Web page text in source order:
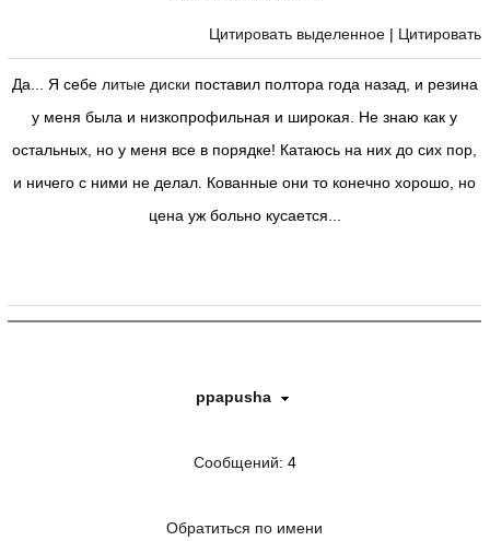
Цитировать выделенное | Цитировать
Да... Я себе литые диски поставил полтора года назад, и резина
у меня была и низкопрофильная и широкая. Не знаю как у
остальных, но у меня все в порядке! Катаюсь на них до сих пор,
и ничего с ними не делал. Кованные они то конечно хорошо, но
цена уж больно кусается...
ppapusha
Сообщений: 4
Обратиться по имени